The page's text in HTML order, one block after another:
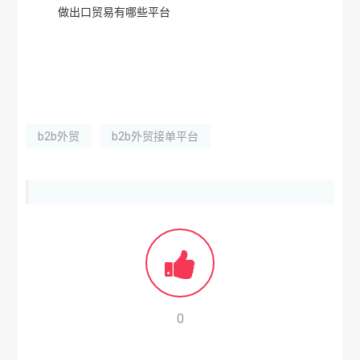
做出口贸易有哪些平台
b2b外贸 b2b外贸接单平台
0